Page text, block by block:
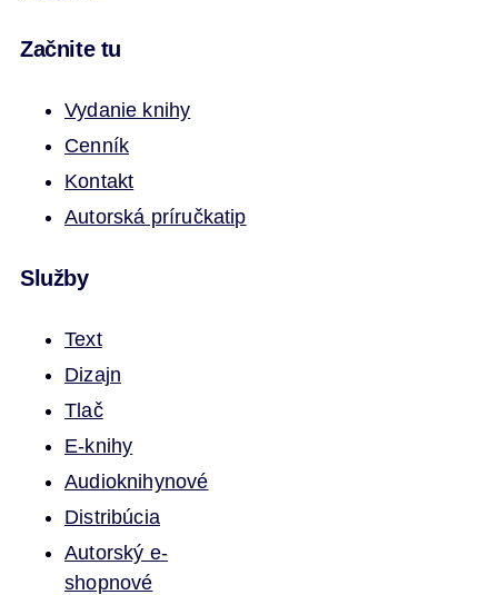
Začnite tu
Vydanie knihy
Cenník
Kontakt
Autorská príručkatip
Služby
Text
Dizajn
Tlač
E-knihy
Audioknihynové
Distribúcia
Autorský e-
shopnové